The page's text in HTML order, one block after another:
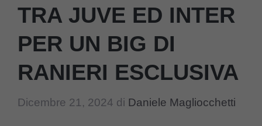
TRA JUVE ED INTER
PER UN BIG DI
RANIERI ESCLUSIVA
Dicembre 21, 2024 di Daniele Magliocchetti